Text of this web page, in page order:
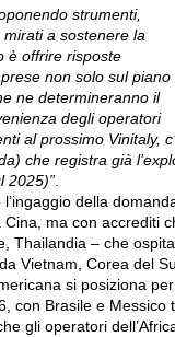
strumenti,
a sostenere la
è offrire risposte
non solo sul piano
ne determineranno il
degli operatori
al prossimo Vinitaly,
che registra già
2025)”
della
ma con accrediti
Thailandia – che
Vietnam, Corea del
si posiziona per
con Brasile e Messico
gli operatori